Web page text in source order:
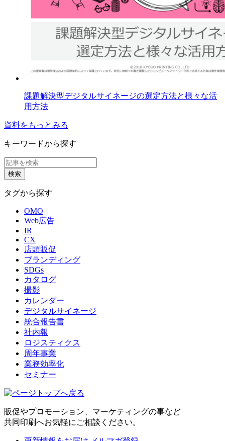
課題解決型デジタルサイネージの選定方法と様々な活
用方法
資料をもっとみる
キーワードから探す
タグから探す
OMO
Web広告
IR
CX
店頭販促
ブランディング
SDGs
カタログ
撮影
カレンダー
デジタルサイネージ
統合報告書
社内報
ロジスティクス
周年事業
業務効率化
セミナー
販促やプロモーション、マーケティングの事など
共同印刷へお気軽にご相談ください。